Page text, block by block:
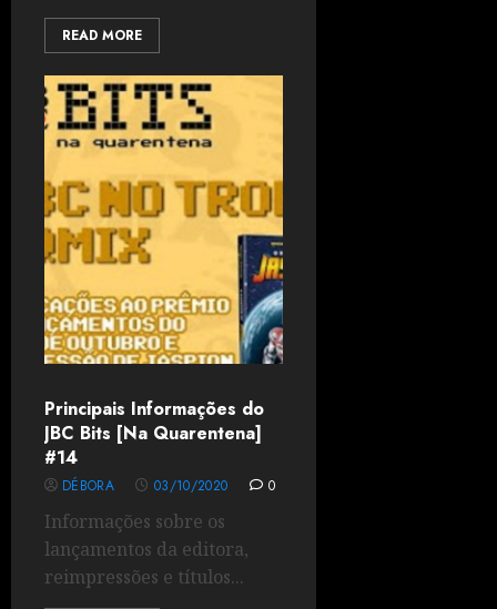
READ MORE
Principais Informações do
JBC Bits [Na Quarentena]
#14
DÉBORA 03/10/2020 0
Informações sobre os
lançamentos da editora,
reimpressões e títulos...